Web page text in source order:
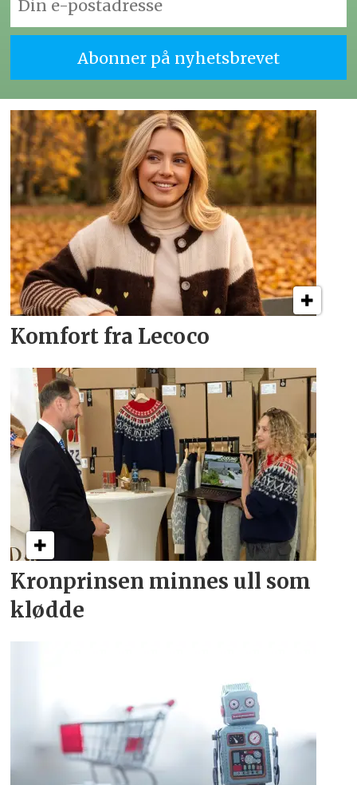
Komfort fra Lecoco
Kronprinsen minnes ull som
klødde